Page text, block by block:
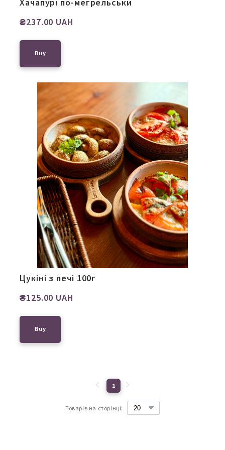
₴237.00 UAH
Buy
Цукіні з печі 100г
₴125.00 UAH
Buy
Товарів на сторінці:
1